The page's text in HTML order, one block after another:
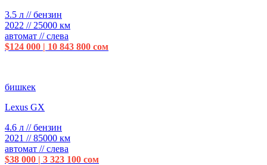
3.5 л // бензин
2022 // 25000 км
автомат // слева
$124 000 | 10 843 800 сом
бишкек
Lexus GX
4.6 л // бензин
2021 // 85000 км
автомат // слева
$38 000 | 3 323 100 сом